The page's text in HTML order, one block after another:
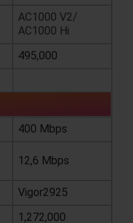
AC1000 V2/
AC1000 Hi
495,000
400 Mbps
12,6 Mbps
Vigor2925
1,272,000